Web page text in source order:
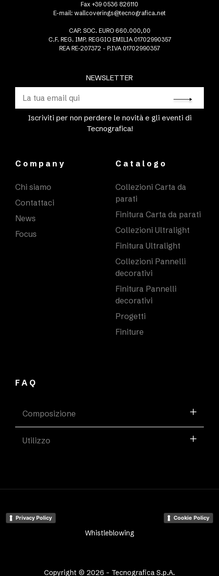
NEWSLETTER
Iscriviti per non perdere le novità e gli eventi di
Tecnografica!
Fax +39 0536 826110
E-mail: wallcoverings@tecnografica.net
CAP. SOC. EURO 660.000,00
C.F. REG. IMP. REGGIO EMILIA 01702990357
REA RE-207372 - P.IVA 01702990357
Company
Chi siamo
Contattaci
News
Focus
Catalogo
Collezioni Carta da
parati
Finitura Carta da parati
Collezioni Ultralight
Finitura Ultralight
Collezioni Pannelli
decorativi
Finitura Pannelli
decorativi
Progetti
Finiture
FAQ
Composizione
Utilizzo
Copyright © 2026 - Tecnografica S.p.A.
Privacy Policy Cookie Policy
Whistleblowing